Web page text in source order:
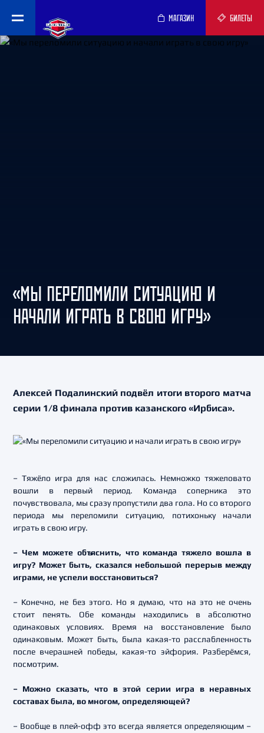
МАГАЗИН БИЛЕТЫ
«МЫ ПЕРЕЛОМИЛИ СИТУАЦИЮ И
НАЧАЛИ ИГРАТЬ В СВОЮ ИГРУ»
Алексей Подалинский подвёл итоги второго матча
серии 1/8 финала против казанского «Ирбиса».
– Тяжёло игра для нас сложилась. Немножко тяжеловато
вошли в первый период. Команда соперника это
почувствовала, мы сразу пропустили два гола. Но со второго
периода мы переломили ситуацию, потихоньку начали
играть в свою игру.
– Чем можете объяснить, что команда тяжело вошла в
игру? Может быть, сказался небольшой перерыв между
играми, не успели восстановиться?
– Конечно, не без этого. Но я думаю, что на это не очень
стоит пенять. Обе команды находились в абсолютно
одинаковых условиях. Время на восстановление было
одинаковым. Может быть, была какая-то расслабленность
после вчерашней победы, какая-то эйфория. Разберёмся,
посмотрим.
– Можно сказать, что в этой серии игра в неравных
составах была, во многом, определяющей?
– Вообще в плей-офф это всегда является определяющим –